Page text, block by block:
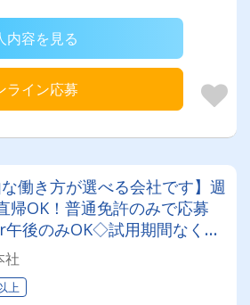
内容を見る
ライン応募
な働き方が選べる会社です】週
帰OK！普通免許のみで応募
後のみOK◇試用期間なくす
躍出来ます！交通費は全額会
切なしの陸送・回送ドライバ
社
上